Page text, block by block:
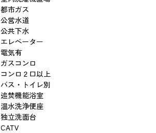
都市ガス
公営水道
公共下水
エレベーター
電気有
ガスコンロ
コンロ２口以上
バス・トイレ別
追焚機能浴室
温水洗浄便座
独立洗面台
CATV